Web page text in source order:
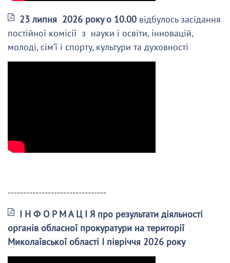
23 липня 2026 року о 10.00 відбулось засідання
постійної комісії з науки і освіти, інновацій,
молоді, сім’ї і спорту, культури та духовності
--------------------------------
І Н Ф О Р М А Ц І Я про результати діяльності
органів обласної прокуратури на території
Миколаївської області І півріччя 2026 року